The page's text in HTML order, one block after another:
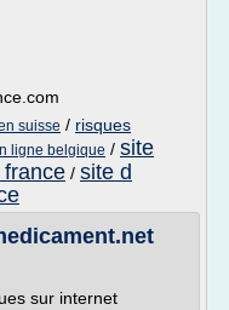
suisse / risques
ligne belgique / site
/ site d
sur internet